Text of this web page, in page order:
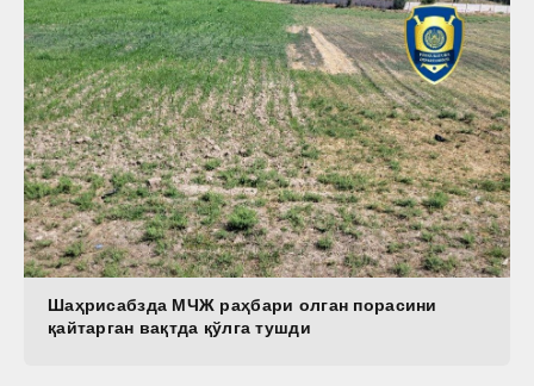
Шаҳрисабзда МЧЖ раҳбари олган порасини
қайтарган вақтда қўлга тушди